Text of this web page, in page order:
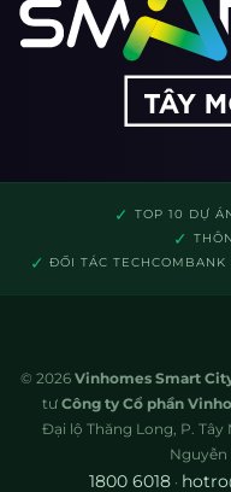
✓ TOP 10 DỰ
✓
✓ ĐỐI TÁC TECHCOMBANK
© 2026 Vinhomes Smart
tư Công ty Cổ phần
Đại lộ Thăng Long, P. Tây
Nguyễn
1800 6018 ·